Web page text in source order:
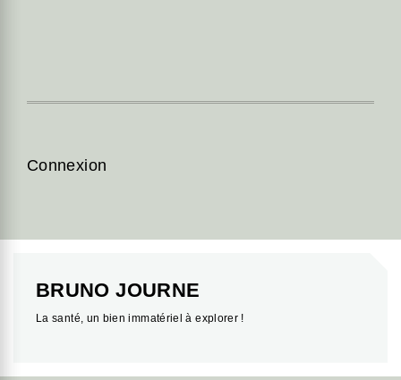
Connexion
BRUNO JOURNE
La santé, un bien immatériel à explorer !